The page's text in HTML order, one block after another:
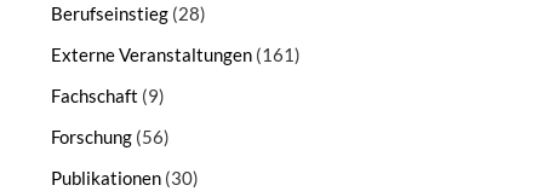
Berufseinstieg (28)
Externe Veranstaltungen (161)
Fachschaft (9)
Forschung (56)
Publikationen (30)